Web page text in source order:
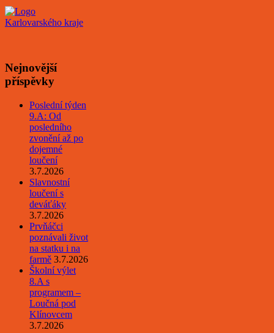
Nejnovější
příspěvky
Poslední týden
9.A: Od
posledního
zvonění až po
dojemné
loučení
3.7.2026
Slavnostní
loučení s
deváťáky
3.7.2026
Prvňáčci
poznávali život
na statku i na
farmě 3.7.2026
Školní výlet
8.A s
programem –
Loučná pod
Klínovcem
3.7.2026